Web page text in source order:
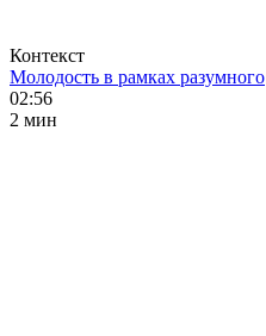
Контекст
Молодость в рамках разумного
02:56
2 мин